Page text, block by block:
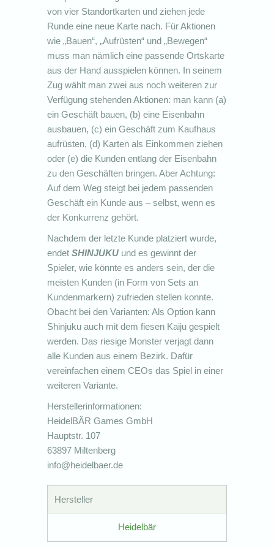
von vier Standortkarten und ziehen jede
Runde eine neue Karte nach. Für Aktionen
wie „Bauen“, „Aufrüsten“ und „Bewegen“
muss man nämlich eine passende Ortskarte
aus der Hand ausspielen können. In seinem
Zug wählt man zwei aus noch weiteren zur
Verfügung stehenden Aktionen: man kann (a)
ein Geschäft bauen, (b) eine Eisenbahn
ausbauen, (c) ein Geschäft zum Kaufhaus
aufrüsten, (d) Karten als Einkommen ziehen
oder (e) die Kunden entlang der Eisenbahn
zu den Geschäften bringen. Aber Achtung:
Auf dem Weg steigt bei jedem passenden
Geschäft ein Kunde aus – selbst, wenn es
der Konkurrenz gehört.
Nachdem der letzte Kunde platziert wurde,
endetSHINJUKU und es gewinnt der
Spieler, wie könnte es anders sein, der die
meisten Kunden (in Form von Sets an
Kundenmarkern) zufrieden stellen konnte.
Obacht bei den Varianten: Als Option kann
Shinjuku auch mit dem fiesen Kaiju gespielt
werden. Das riesige Monster verjagt dann
alle Kunden aus einem Bezirk. Dafür
vereinfachen einem CEOs das Spiel in einer
weiteren Variante.
Herstellerinformationen:
HeidelBÄR Games GmbH
Hauptstr. 107
63897 Miltenberg
info@heidelbaer.de
Hersteller
Heidelbär